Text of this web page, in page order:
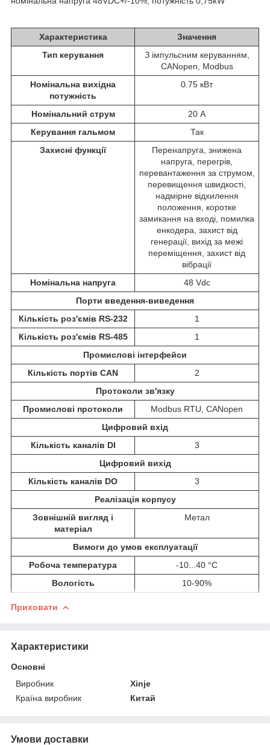
Характеристика
Значення
Тип керування
З імпульсним керуванням,
CANopen, Modbus
Номінальна вихідна
потужність
0.75 кВт
Номінальний струм
20 А
Керування гальмом
Так
Захисні функції
Перенапруга, знижена
напруга, перегрів,
перевантаження за струмом,
перевищення швидкості,
надмірне відхилення
положення, коротке
замикання на вході, помилка
енкодера, захист від
генерації, вихід за межі
переміщення, захист від
вібрації
Номінальна напруга
48 Vdc
Порти введення-виведення
Кількість роз'ємів RS-232
1
Кількість роз'ємів RS-485
1
Промислові інтерфейси
Кількість портів CAN
2
Протоколи зв'язку
Промислові протоколи
Modbus RTU, CANopen
Цифровий вхід
Кількість каналів DI
3
Цифровий вихід
Кількість каналів DO
3
Реалізація корпусу
Зовнішній вигляд і
матеріал
Метал
Вимоги до умов експлуатації
Робоча температура
-10...40 °C
Вологість
10-90%
Приховати
Характеристики
Основні
Виробник
Xinje
Країна виробник
Китай
Умови доставки